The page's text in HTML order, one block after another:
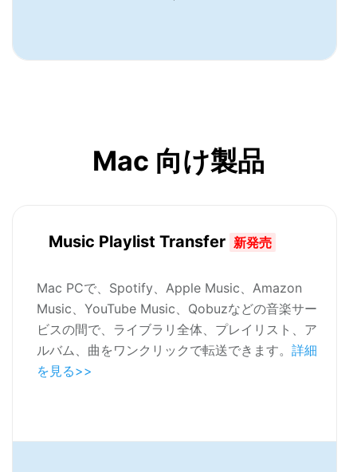
Mac 向け製品
Music Playlist Transfer 新発売
Mac PCで、Spotify、Apple Music、Amazon
Music、YouTube Music、Qobuzなどの音楽サー
ビスの間で、ライブラリ全体、プレイリスト、ア
ルバム、曲をワンクリックで転送できます。 詳細
を見る>>